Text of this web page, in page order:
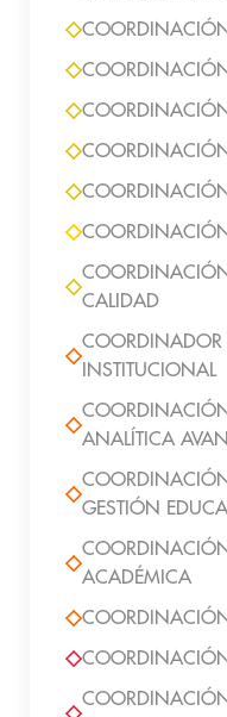
CALIDAD
COORDINADOR
INSTITUCIONAL
ANALÍTICA
GESTIÓN
ACADÉMICA